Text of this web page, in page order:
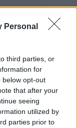
Personal
third parties, or
for
below opt-out
that after your
seeing
utilized by
parties prior to
högt
cm
16.645:-